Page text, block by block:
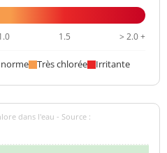
1.5 > 2.0 +
norme Très chlorée Irritante
dans l'eau - Source :